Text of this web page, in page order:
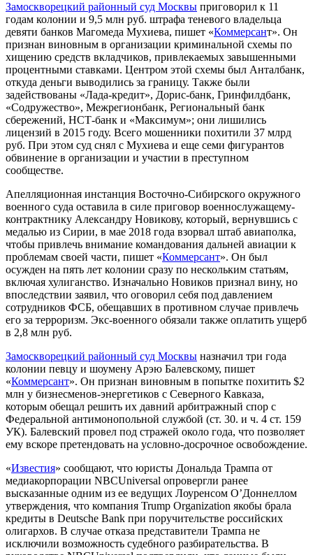
Замоскворецкий районный суд Москвы приговорил к 11
годам колонии и 9,5 млн руб. штрафа теневого владельца
девяти банков Магомеда Мухиева, пишет «Коммерсант». Он
признан виновным в организации криминальной схемы по
хищению средств вкладчиков, привлекаемых завышенными
процентными ставками. Центром этой схемы был Анталбанк,
откуда деньги выводились за границу. Также были
задействованы «Лада-кредит», Дорис-банк, Гринфилдбанк,
«Содружество», Межрегионбанк, Региональный банк
сбережений, НСТ-банк и «Максимум»; они лишились
лицензий в 2015 году. Всего мошенники похитили 37 млрд
руб. При этом суд снял с Мухиева и еще семи фигурантов
обвинение в организации и участии в преступном
сообществе.
Апелляционная инстанция Восточно-Сибирского окружного
военного суда оставила в силе приговор военнослужащему-
контрактнику Александру Новикову, который, вернувшись с
медалью из Сирии, в мае 2018 года взорвал штаб авиаполка,
чтобы привлечь внимание командования дальней авиации к
проблемам своей части, пишет «Коммерсант». Он был
осужден на пять лет колонии сразу по нескольким статьям,
включая хулиганство. Изначально Новиков признал вину, но
впоследствии заявил, что оговорил себя под давлением
сотрудников ФСБ, обещавших в противном случае привлечь
его за терроризм. Экс-военного обязали также оплатить ущерб
в 2,8 млн руб.
Замоскворецкий районный суд Москвы назначил три года
колонии певцу и шоумену Арэю Балевскому, пишет
«Коммерсант». Он признан виновным в попытке похитить $2
млн у бизнесменов-энергетиков с Северного Кавказа,
которым обещал решить их давний арбитражный спор с
Федеральной антимонопольной службой (ст. 30. и ч. 4 ст. 159
УК). Балевский провел под стражей около года, что позволяет
ему вскоре претендовать на условно-досрочное освобождение.
«Известия» сообщают, что юристы Дональда Трампа от
медиакорпорации NBCUniversal опровергли ранее
высказанные одним из ее ведущих Лоуренсом О’Доннеллом
утверждения, что компания Trump Organization якобы брала
кредиты в Deutsche Bank при поручительстве российских
олигархов. В случае отказа представители Трампа не
исключили возможность судебного разбирательства. В